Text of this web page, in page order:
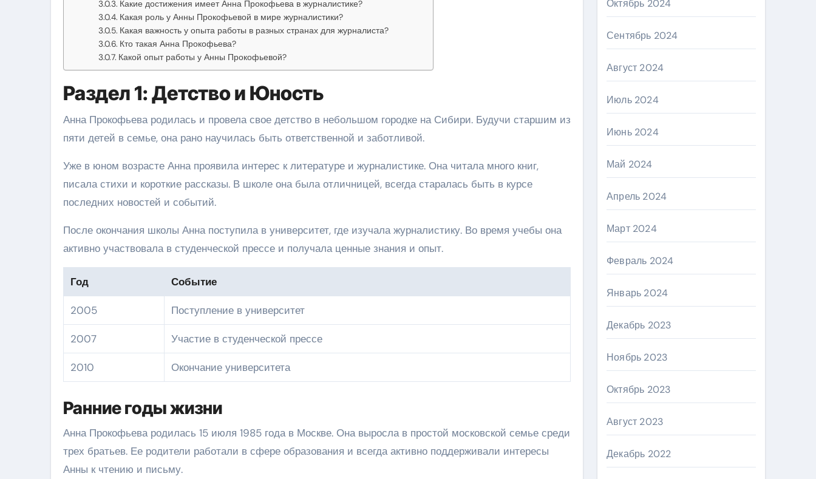
Какие достижения имеет Анна Прокофьева в журналистике?
Какая роль у Анны Прокофьевой в мире журналистики?
Какая важность у опыта работы в разных странах для журналиста?
Кто такая Анна Прокофьева?
Какой опыт работы у Анны Прокофьевой?
Раздел 1: Детство и Юность
Анна Прокофьева родилась и провела свое детство в небольшом городке на Сибири. Будучи старшим из
пяти детей в семье, она рано научилась быть ответственной и заботливой.
Уже в юном возрасте Анна проявила интерес к литературе и журналистике. Она читала много книг,
писала стихи и короткие рассказы. В школе она была отличницей, всегда старалась быть в курсе
последних новостей и событий.
После окончания школы Анна поступила в университет, где изучала журналистику. Во время учебы она
активно участвовала в студенческой прессе и получала ценные знания и опыт.
Год Событие
2005 Поступление в университет
2007 Участие в студенческой прессе
2010 Окончание университета
Ранние годы жизни
Анна Прокофьева родилась 15 июля 1985 года в Москве. Она выросла в простой московской семье среди
трех братьев. Ее родители работали в сфере образования и всегда активно поддерживали интересы
Анны к чтению и письму.
Октябрь 2024
Сентябрь 2024
Август 2024
Июль 2024
Июнь 2024
Май 2024
Апрель 2024
Март 2024
Февраль 2024
Январь 2024
Декабрь 2023
Ноябрь 2023
Октябрь 2023
Август 2023
Декабрь 2022